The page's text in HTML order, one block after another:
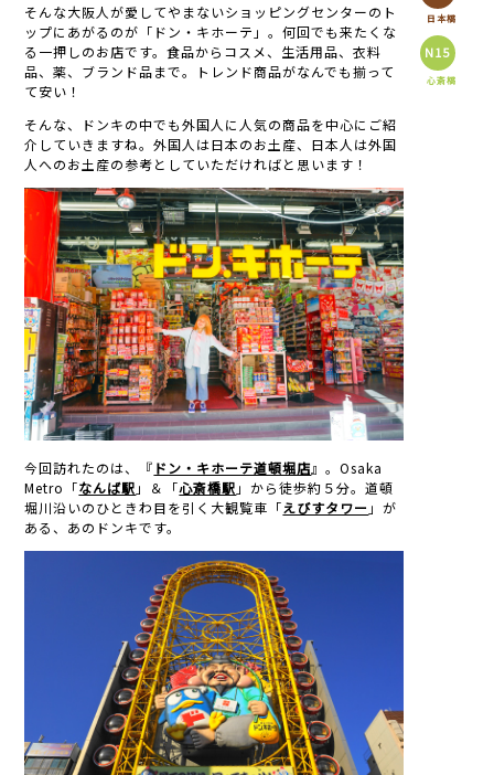
そんな大阪人が愛してやまないショッピングセンターのト
ップにあがるのが「ドン・キホーテ」。何回でも来たくな
る一押しのお店です。食品からコスメ、生活用品、衣料
品、薬、ブランド品まで。トレンド商品がなんでも揃って
て安い！
そんな、ドンキの中でも外国人に人気の商品を中心にご紹
介していきますね。外国人は日本のお土産、日本人は外国
人へのお土産の参考としていただければと思います！
今回訪れたのは、『 ドン・キホーテ道頓堀店』。Osaka
Metro「なんば駅 」＆「心斎橋駅 」から徒歩約５分。道頓
堀川沿いのひときわ目を引く大観覧車「えびすタワー 」が
ある、あのドンキです。
日本橋
N15
心斎橋